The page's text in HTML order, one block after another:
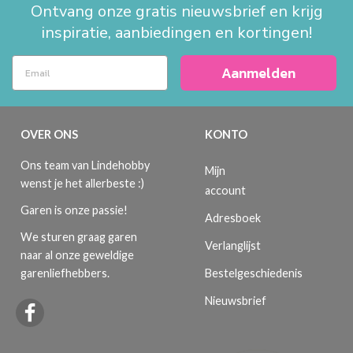
Ontvang onze gratis nieuwsbrief en krijg
inspiratie, aanbiedingen en kortingen!
Aanmelden
OVER ONS
Ons team van Lindehobby
wenst je het allerbeste :)
Garen is onze passie!
We sturen graag garen
naar al onze geweldige
garenliefhebbers.
KONTO
Mijn
account
Adresboek
Verlanglijst
Bestelgeschiedenis
Nieuwsbrief